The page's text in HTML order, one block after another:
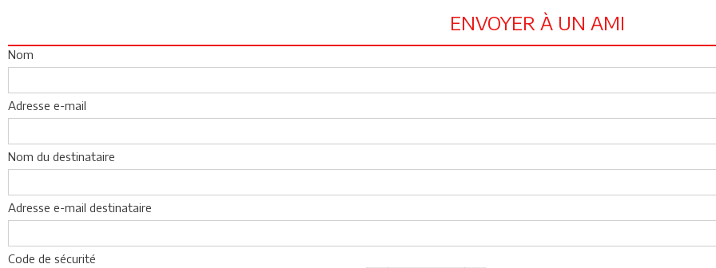
ENVOYER À UN AMI
Nom
Adresse e-mail
Nom du destinataire
Adresse e-mail destinataire
Code de sécurité